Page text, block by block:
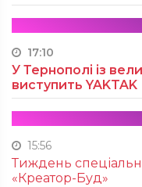
17:10
У Тернополі із
виступить YAKTAK
15:56
Тиждень
«Креатор-Буд»